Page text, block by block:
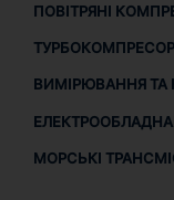
ПОВІТРЯНІ
ВИМІРЮВАННЯ ТА
МОРСЬКІ